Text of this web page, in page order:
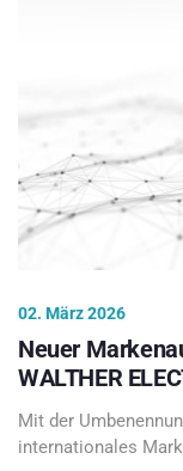
02. März 2026
Neuer
WALTHER
Mit der
internationales